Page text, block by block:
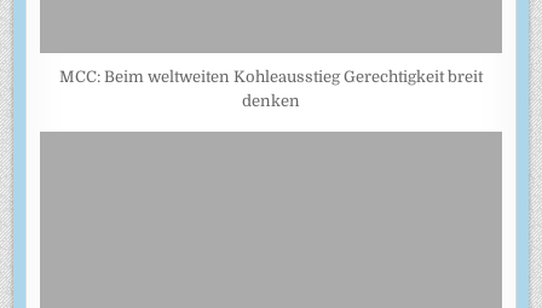
MCC: Beim weltweiten Kohleausstieg Gerechtigkeit breit
denken